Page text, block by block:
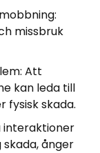
missbruk
Att
kan leda till
fysisk skada.
interaktioner
skada, ånger